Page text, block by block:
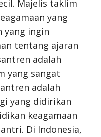
Majelis taklim
yang
yang ingin
tentang ajaran
adalah
yang sangat
adalah
yang didirikan
keagamaan
Di Indonesia,